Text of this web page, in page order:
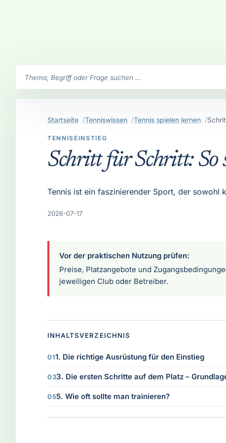
Startseite Tenniswissen Tennis spielen lernen
TENNISEINSTIEG
Schritt für Schritt: So
Tennis ist ein faszinierender Sport, der
2026-07-17
Vor der praktischen Nutzung prüfen:
Preise, Platzangebote und
jeweiligen Club oder Betreiber.
INHALTSVERZEICHNIS
1. Die richtige Ausrüstung für den Einstieg
3. Die ersten Schritte auf dem Platz –
5. Wie oft sollte man trainieren?